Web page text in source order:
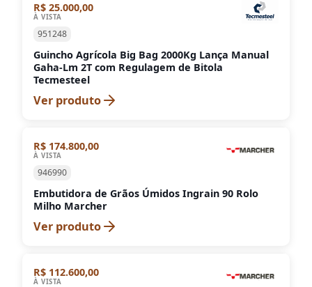
R$ 25.000,00
À VISTA
951248
Guincho Agrícola Big Bag 2000Kg Lança Manual
Gaha-Lm 2T com Regulagem de Bitola
Tecmesteel
Ver produto
R$ 174.800,00
À VISTA
946990
Embutidora de Grãos Úmidos Ingrain 90 Rolo
Milho Marcher
Ver produto
R$ 112.600,00
À VISTA